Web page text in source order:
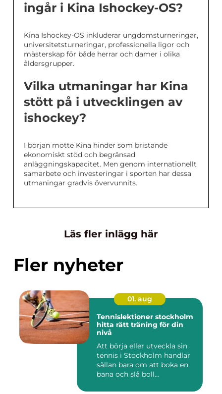
ingår i Kina Ishockey-OS?
Kina Ishockey-OS inkluderar ungdomsturneringar,
universitetsturneringar, professionella ligor och
mästerskap för både herrar och damer i olika
åldersgrupper.
Vilka utmaningar har Kina
stött på i utvecklingen av
ishockey?
I början mötte Kina hinder som bristande
ekonomiskt stöd och begränsad
anläggningskapacitet. Men genom internationellt
samarbete och investeringar i sporten har dessa
utmaningar gradvis övervunnits.
Läs fler inlägg här
Fler nyheter
01. aug
Tennislektioner stockholm
hitta rätt träning för din
nivå
Att börja eller utveckla sin
tennis i Stockholm handlar
sällan bara om att boka en
bana och slå boll...